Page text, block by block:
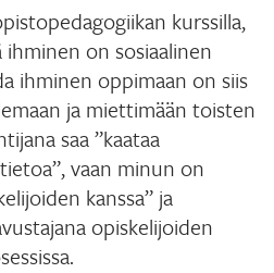
kurssilla,
on sosiaalinen
ihminen oppimaan on siis
ja miettimään toisten
saa ”kaataa
vaan minun on
kanssa” ja
opiskelijoiden